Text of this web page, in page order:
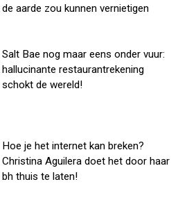
de aarde zou kunnen vernietigen
Salt Bae nog maar eens onder vuur:
hallucinante restaurantrekening
schokt de wereld!
Hoe je het internet kan breken?
Christina Aguilera doet het door haar
bh thuis te laten!